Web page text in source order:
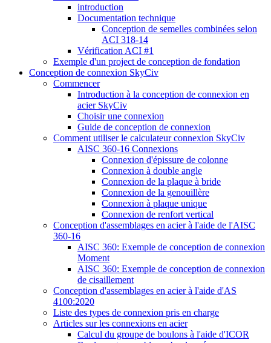
introduction
Documentation technique
Conception de semelles combinées selon
ACI 318-14
Vérification ACI #1
Exemple d'un project de conception de fondation
Conception de connexion SkyCiv
Commencer
Introduction à la conception de connexion en
acier SkyCiv
Choisir une connexion
Guide de conception de connexion
Comment utiliser le calculateur connexion SkyCiv
AISC 360-16 Connexions
Connexion d'épissure de colonne
Connexion à double angle
Connexion de la plaque à bride
Connexion de la genouillère
Connexion à plaque unique
Connexion de renfort vertical
Conception d'assemblages en acier à l'aide de l'AISC
360-16
AISC 360: Exemple de conception de connexion
Moment
AISC 360: Exemple de conception de connexion
de cisaillement
Conception d'assemblages en acier à l'aide d'AS
4100:2020
Liste des types de connexion pris en charge
Articles sur les connexions en acier
Calcul du groupe de boulons à l'aide d'ICOR